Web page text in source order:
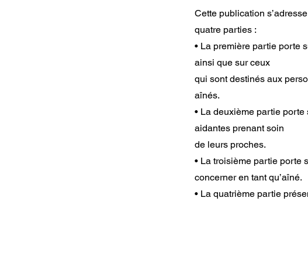
Cette publication
quatre parties :
• La première partie porte
ainsi que sur ceux
qui sont destinés aux
aînés.
• La deuxième partie
aidantes prenant soin
de leurs proches.
• La troisième partie porte
concerner en tant qu’aîné.
• La quatrième partie